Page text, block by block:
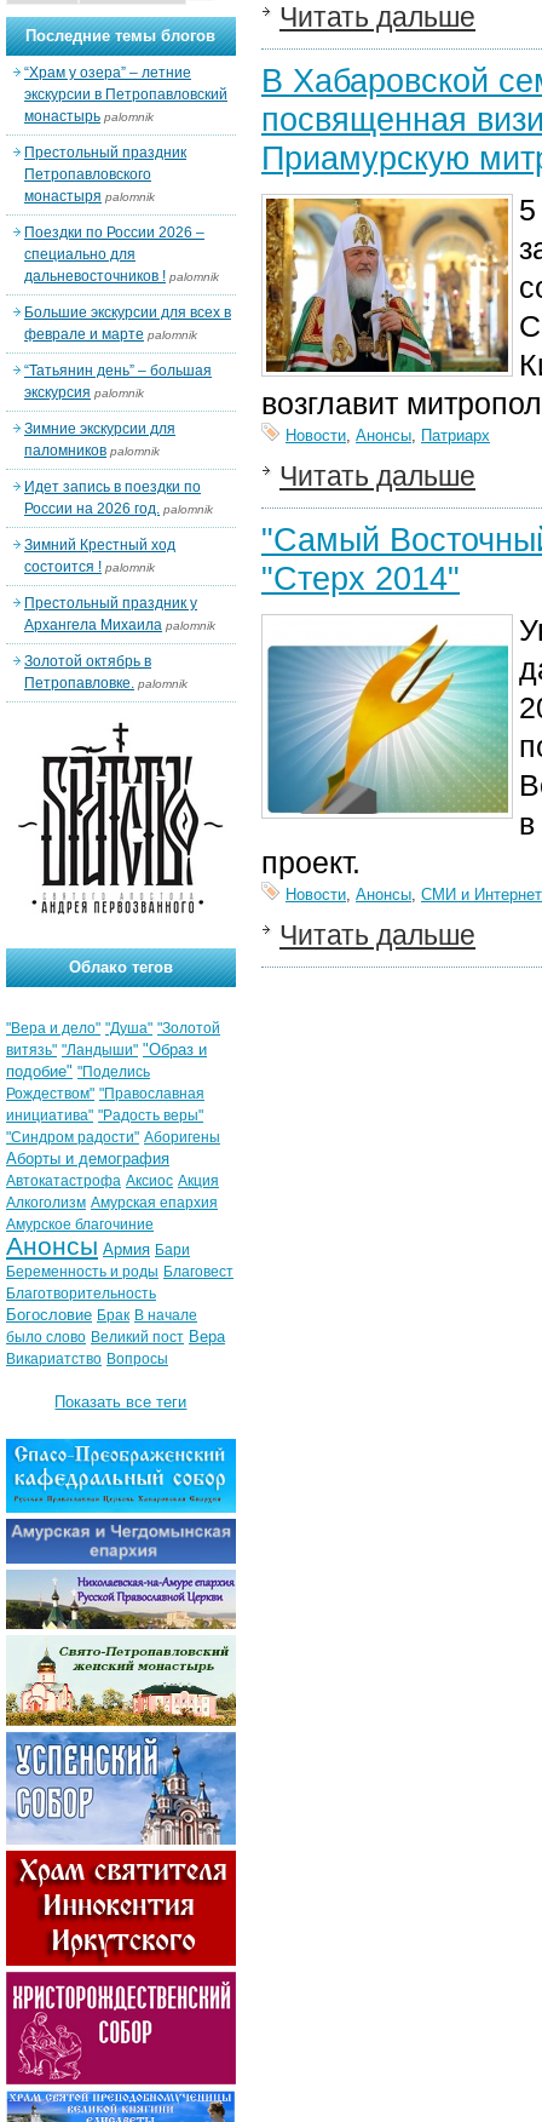
Читать дальше
В Хабаровской
посвященная
Приамурскую
возглавит
Новости, Анонсы, Патриарх
Читать дальше
"Самый
"Стерх 2014"
проект.
Новости, Анонсы, СМИ и Интернет
Читать дальше
Последние темы блогов
“Храм у озера” – летние
экскурсии в Петропавловский
монастырь palomnik
Престольный праздник
Петропавловского
монастыря palomnik
Поездки по России 2026 –
специально для
дальневосточников ! palomnik
Большие экскурсии для всех в
феврале и марте palomnik
“Татьянин день” – большая
экскурсия palomnik
Зимние экскурсии для
паломников palomnik
Идет запись в поездки по
России на 2026 год. palomnik
Зимний Крестный ход
состоится ! palomnik
Престольный праздник у
Архангела Михаила palomnik
Золотой октябрь в
Петропавловке. palomnik
Облако тегов
"Вера и дело" "Душа" "Золотой
витязь" "Ландыши" "Образ и
подобие" "Поделись
Рождеством" "Православная
инициатива" "Радость веры"
"Синдром радости" Аборигены
Аборты и демография
Автокатастрофа Аксиос Акция
Алкоголизм Амурская епархия
Амурское благочиние
Анонсы Армия Бари
Беременность и роды Благовест
Благотворительность
Богословие Брак В начале
было слово Великий пост Вера
Викариатство Вопросы
Показать все теги